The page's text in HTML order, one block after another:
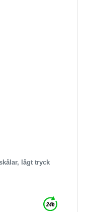
lågt tryck